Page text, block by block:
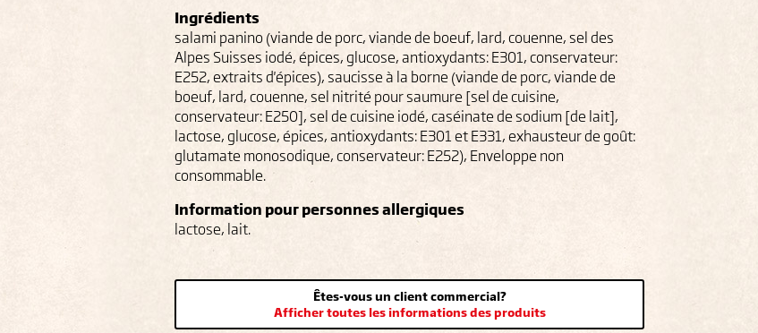
Ingrédients
salami panino (viande de porc, viande de boeuf, lard, couenne, sel des
Alpes Suisses iodé, épices, glucose, antioxydants: E301, conservateur:
E252, extraits d'épices), saucisse à la borne (viande de porc, viande de
boeuf, lard, couenne, sel nitrité pour saumure [sel de cuisine,
conservateur: E250], sel de cuisine iodé, caséinate de sodium [de lait],
lactose, glucose, épices, antioxydants: E301 et E331, exhausteur de goût:
glutamate monosodique, conservateur: E252), Enveloppe non
consommable.
Information pour personnes allergiques
lactose, lait.
Êtes-vous un client commercial?
Afficher toutes les informations des produits